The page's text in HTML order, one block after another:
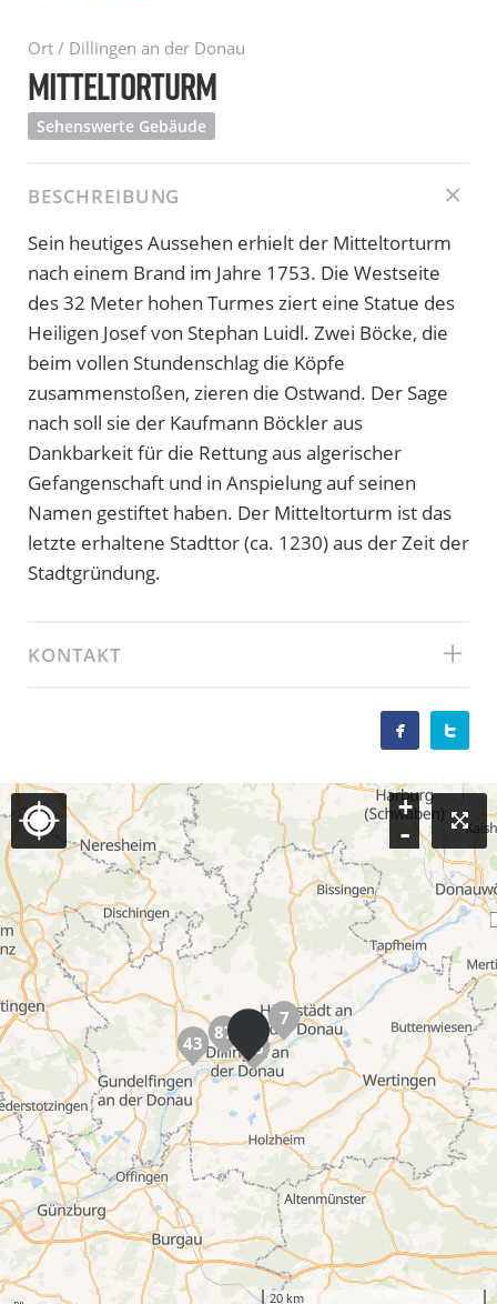
Ort / Dillingen an der Donau
MITTELTORTURM
Sehenswerte Gebäude
BESCHREIBUNG
Sein heutiges Aussehen erhielt der Mitteltorturm
nach einem Brand im Jahre 1753. Die Westseite
des 32 Meter hohen Turmes ziert eine Statue des
Heiligen Josef von Stephan Luidl. Zwei Böcke, die
beim vollen Stundenschlag die Köpfe
zusammenstoßen, zieren die Ostwand. Der Sage
nach soll sie der Kaufmann Böckler aus
Dankbarkeit für die Rettung aus algerischer
Gefangenschaft und in Anspielung auf seinen
Namen gestiftet haben. Der Mitteltorturm ist das
letzte erhaltene Stadttor (ca. 1230) aus der Zeit der
Stadtgründung.
KONTAKT
 
43 87
16
7
+
-
20 km